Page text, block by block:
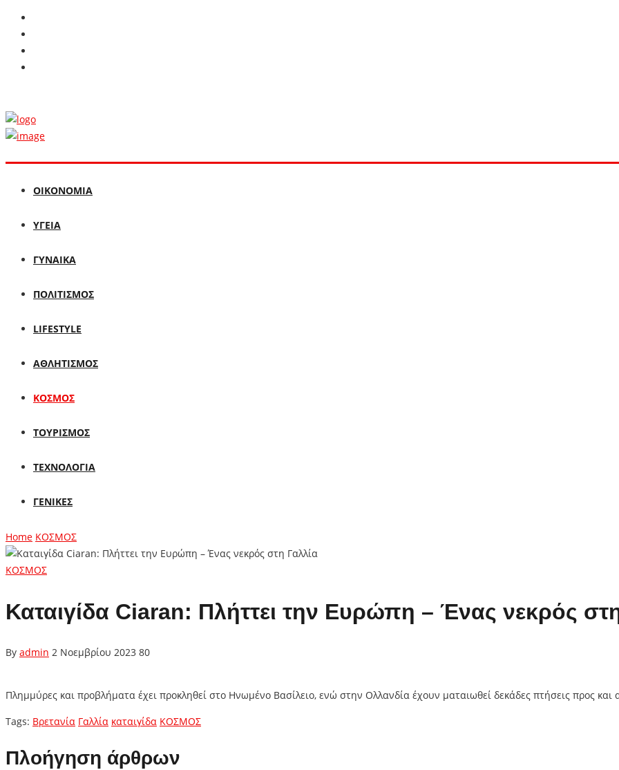
ΟΙΚΟΝΟΜΙΑ
ΥΓΕΙΑ
ΓΥΝΑΙΚΑ
ΠΟΛΙΤΙΣΜΟΣ
LIFESTYLE
ΑΘΛΗΤΙΣΜΟΣ
ΚΟΣΜΟΣ
ΤΟΥΡΙΣΜΟΣ
ΤΕΧΝΟΛΟΓΙΑ
ΓΕΝΙΚΕΣ
Home ΚΟΣΜΟΣ
ΚΟΣΜΟΣ
Καταιγίδα Ciaran: Πλήττει την Ευρώπη – Ένας νεκρός
By admin 2 Νοεμβρίου 2023 80
Πλημμύρες και προβλήματα έχει προκληθεί στο Ηνωμένο Βασίλειο, ενώ στην Ολλανδία έχουν ματαιωθεί δεκάδες πτήσεις προς
Tags: Βρετανία Γαλλία καταιγίδα ΚΟΣΜΟΣ
Πλοήγηση άρθρων